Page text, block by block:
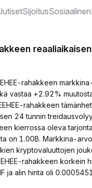
SijoitusSosiaalinen
rahakkeen
vastaa +2.92%
rahakkeen
24 tunnin
kierrossa oleva
on 1.00B. Markkina-
kryptovaluuttojen
rahakkeen korkein
ja alin hinta oli